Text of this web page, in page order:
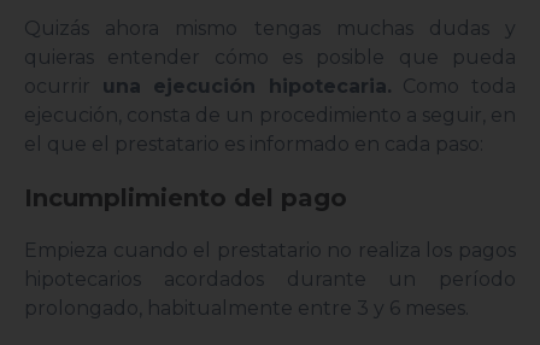
Quizás ahora mismo tengas muchas dudas y
quieras entender cómo es posible que pueda
ocurrir una ejecución hipotecaria. Como toda
ejecución, consta de un procedimiento a seguir, en
el que el prestatario es informado en cada paso:
Incumplimiento del pago
Empieza cuando el prestatario no realiza los pagos
hipotecarios acordados durante un período
prolongado, habitualmente entre 3 y 6 meses.